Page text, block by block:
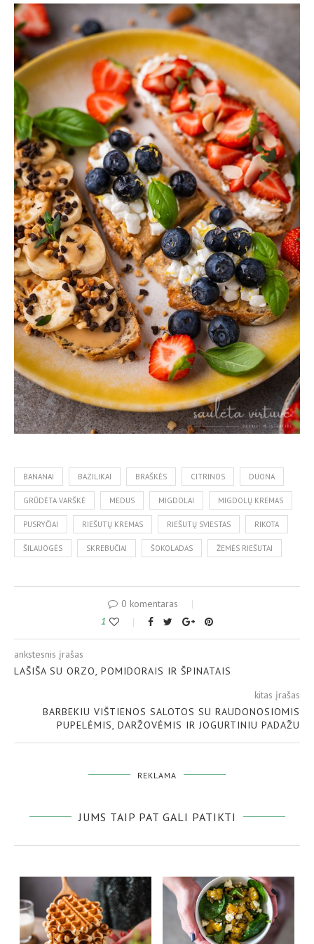
BANANAI BAZILIKAI BRAŠKĖS CITRINOS DUONA
GRŪDĖTA VARŠKĖ MEDUS MIGDOLAI MIGDOLŲ KREMAS
PUSRYČIAI RIEŠUTŲ KREMAS RIEŠUTŲ SVIESTAS RIKOTA
ŠILAUOGĖS SKREBUČIAI ŠOKOLADAS ŽEMĖS RIEŠUTAI
0 komentaras
1
ankstesnis įrašas
LAŠIŠA SU ORZO, POMIDORAIS IR ŠPINATAIS
kitas įrašas
BARBEKIU VIŠTIENOS SALOTOS SU RAUDONOSIOMIS
PUPELĖMIS, DARŽOVĖMIS IR JOGURTINIU PADAŽU
REKLAMA
JUMS TAIP PAT GALI PATIKTI